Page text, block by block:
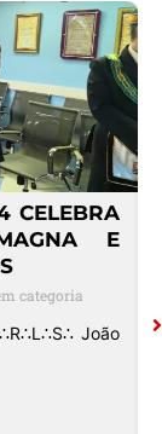
CELEBRA
E
categoria
João